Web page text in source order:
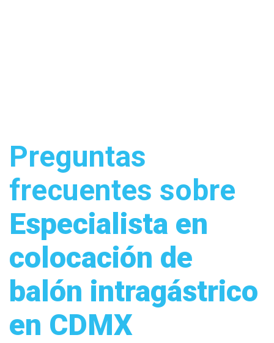
Preguntas
frecuentes sobre
Especialista en
colocación de
balón intragástrico
en CDMX